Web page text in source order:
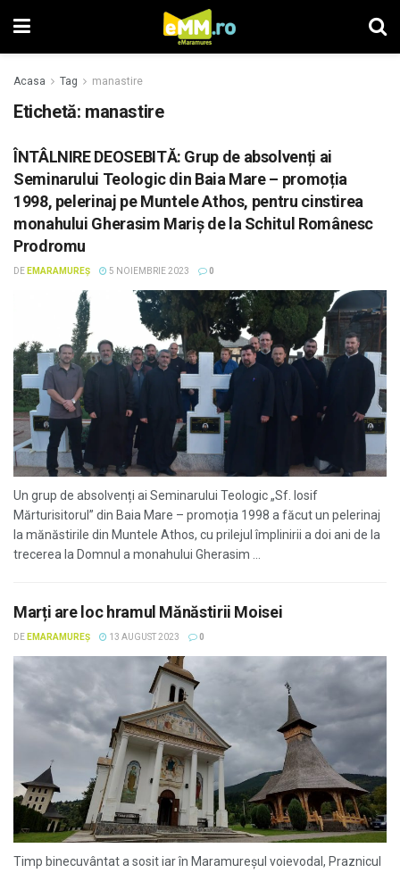
Acasa Tag manastire
Etichetă: manastire
ÎNTÂLNIRE DEOSEBITĂ: Grup de absolvenți ai
Seminarului Teologic din Baia Mare – promoția
1998, pelerinaj pe Muntele Athos, pentru cinstirea
monahului Gherasim Mariș de la Schitul Românesc
Prodromu
DE EMARAMUREȘ 5 NOIEMBRIE 2023 0
Un grup de absolvenți ai Seminarului Teologic „Sf. Iosif
Mărturisitorul” din Baia Mare – promoția 1998 a făcut un pelerinaj
la mănăstirile din Muntele Athos, cu prilejul împlinirii a doi ani de la
trecerea la Domnul a monahului Gherasim ...
Marți are loc hramul Mănăstirii Moisei
DE EMARAMUREȘ 13 AUGUST 2023 0
Timp binecuvântat a sosit iar în Maramureșul voievodal, Praznicul